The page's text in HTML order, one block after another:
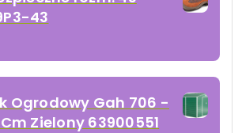
43
Ogrodowy Gah 706 -
Zielony 63900551